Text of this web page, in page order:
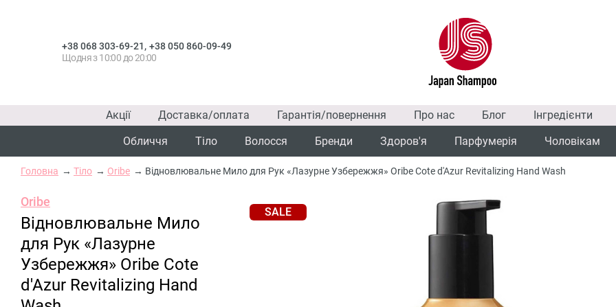
+38 068 303-69-21, +38 050 860-09-49
Щодня з 10:00 до 20:00
Акції Доставка/оплата Гарантія/повернення Про нас Блог Інгредієнти
Обличчя
Тіло Волосся Бренди Здоров'я Парфумерія Чоловікам
Головна Тіло Oribe Відновлювальне Мило для Рук «Лазурне Узбережжя» Oribe Cote d'Azur Revitalizing Hand Wash
Oribe
Відновлювальне Мило
для Рук «Лазурне
Узбережжя» Oribe Cote
d'Azur Revitalizing Hand
SALE